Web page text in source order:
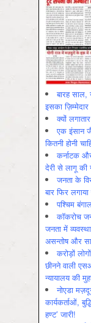
बारह साल,
इसका
क्यों
एक इंसान
कितनी होनी
कर्नाटक
देरी से लागू की
जनता के
बार फिर लगाया
पश्चिम
कॉकरोच
जनता में
असन्‍तोष और
करोड़ों
छीनने वाली
न्यायालय की
नोएडा
कार्यकर्ताओं,
हण्ट’ जारी!